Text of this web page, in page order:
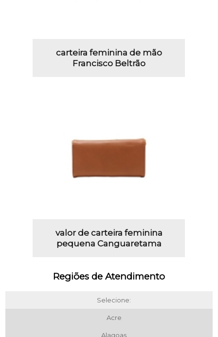
carteira feminina de mão
Francisco Beltrão
valor de carteira feminina
pequena Canguaretama
Regiões de Atendimento
Selecione:
Acre
Alagoas